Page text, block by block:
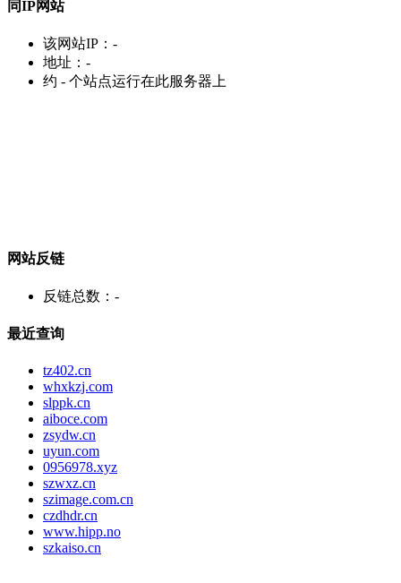
同IP网站
该网站IP： -
地址： -
约 - 个站点运行在此服务器上
网站反链
反链总数： -
最近查询
tz402.cn
whxkzj.com
slppk.cn
aiboce.com
zsydw.cn
uyun.com
0956978.xyz
szwxz.cn
szimage.com.cn
czdhdr.cn
www.hipp.no
szkaiso.cn